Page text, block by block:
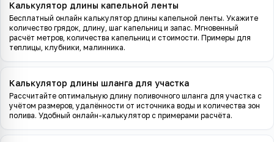
Калькулятор длины капельной ленты
Бесплатный онлайн калькулятор длины капельной ленты. Укажите
количество грядок, длину, шаг капельниц и запас. Мгновенный
расчёт метров, количества капельниц и стоимости. Примеры для
теплицы, клубники, малинника.
Калькулятор длины шланга для участка
Рассчитайте оптимальную длину поливочного шланга для участка с
учётом размеров, удалённости от источника воды и количества зон
полива. Удобный онлайн-калькулятор с примерами расчёта.